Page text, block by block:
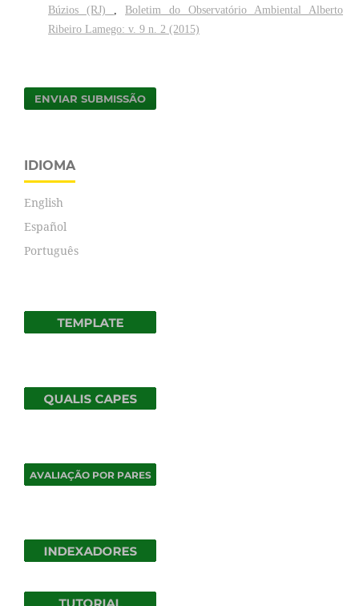
Búzios (RJ)
Boletim do Observatório Ambiental Alberto
Ribeiro Lamego: v. 9 n. 2 (2015)
ENVIAR SUBMISSÃO
IDIOMA
English
Español
Português